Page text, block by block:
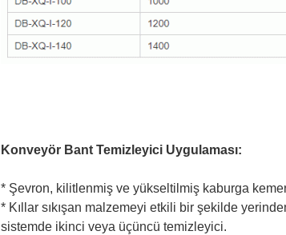
Konveyör Bant Temizleyici Uygulaması:
* Şevron, kilitlenmiş ve yükseltilmiş kaburga
* Kıllar sıkışan malzemeyi etkili bir şekilde
sistemde ikinci veya üçüncü temizleyici.